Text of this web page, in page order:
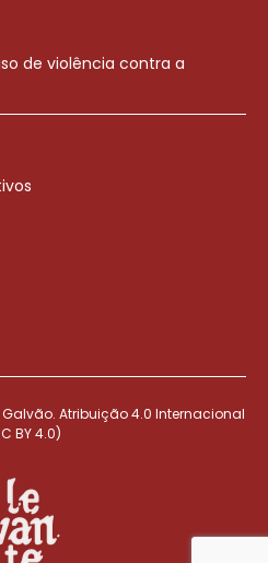
de violência contra a
Atribuição 4.0 Internacional
BY 4.0)